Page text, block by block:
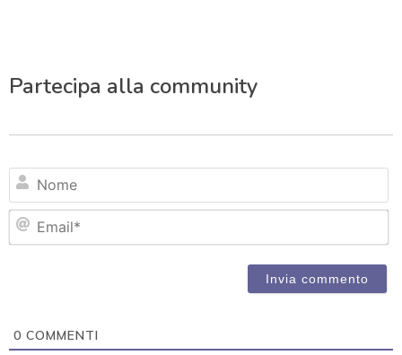
Partecipa alla community
0 COMMENTI